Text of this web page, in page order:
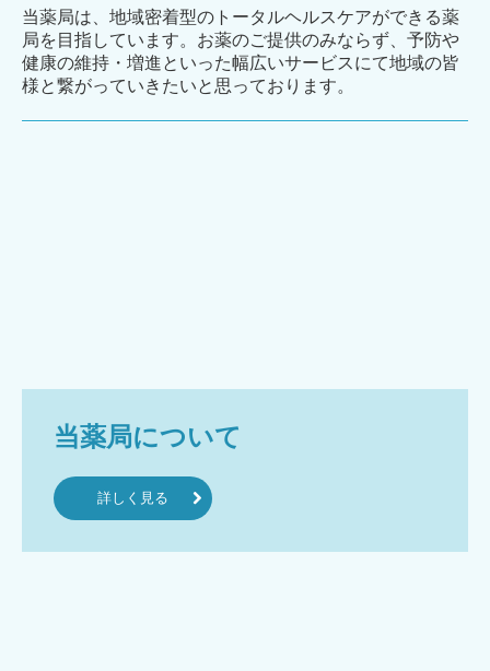
当薬局は、地域密着型のトータルヘルスケアができる薬
局を目指しています。お薬のご提供のみならず、予防や
健康の維持・増進といった幅広いサービスにて地域の皆
様と繋がっていきたいと思っております。
当薬局について
詳しく見る